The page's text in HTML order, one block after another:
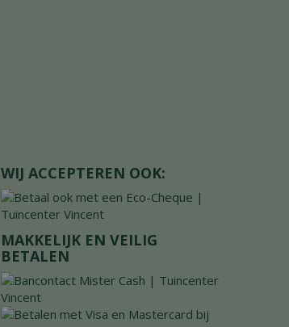
WIJ ACCEPTEREN OOK:
MAKKELIJK EN VEILIG
BETALEN